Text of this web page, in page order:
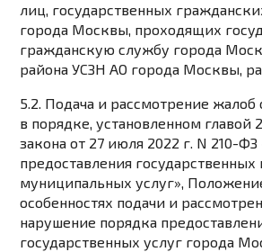
лиц, государственных
города Москвы, проходящих
гражданскую службу города
района УСЗН АО города Москвы,
5.2. Подача и рассмотрение жалоб
в порядке, установленном главой
закона от 27 июля 2022 г. N 210-
предоставления государственных
муниципальных услуг»,
особенностях подачи и
нарушение порядка
государственных услуг города